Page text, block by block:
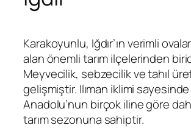
Karakoyunlu, Iğdır’ın verimli
alan önemli tarım ilçelerinden
Meyvecilik, sebzecilik ve tahıl
gelişmiştir. Ilıman iklimi
Anadolu’nun birçok iline göre
tarım sezonuna sahiptir.